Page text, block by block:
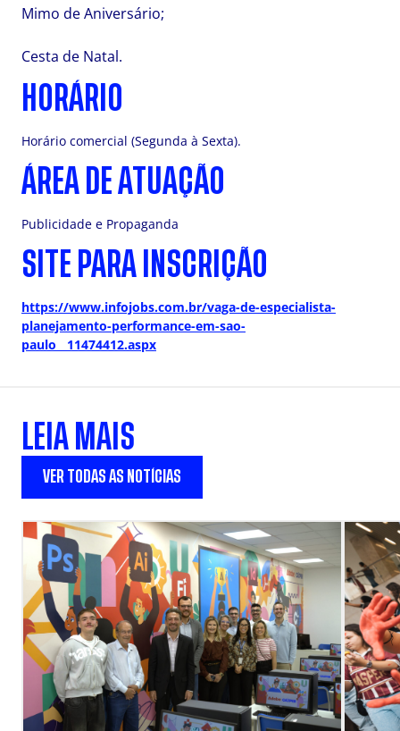
Mimo de Aniversário;
Cesta de Natal.
HORÁRIO
Horário comercial (Segunda à Sexta).
ÁREA DE ATUAÇÃO
Publicidade e Propaganda
SITE PARA INSCRIÇÃO
https://www.infojobs.com.br/vaga-de-especialista-
planejamento-performance-em-sao-
paulo__11474412.aspx
LEIA MAIS
VER TODAS AS NOTÍCIAS